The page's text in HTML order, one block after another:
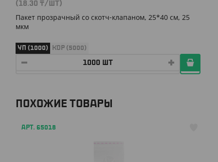
(18.30 ₸/ШТ)
Пакет прозрачный со скотч-клапаном, 25*40 см, 25
мкм
УП (1000) КОР (5000)
ПОХОЖИЕ ТОВАРЫ
АРТ. 65018